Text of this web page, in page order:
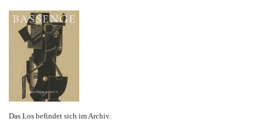
Das Los befindet sich im Archiv.